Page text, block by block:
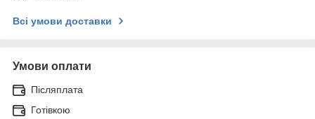
Всі умови доставки
Умови оплати
Післяплата
Готівкою